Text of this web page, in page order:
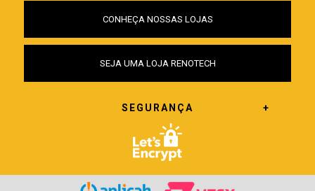
CONHEÇA NOSSAS LOJAS
SEJA UMA LOJA RENOTECH
SEGURANÇA